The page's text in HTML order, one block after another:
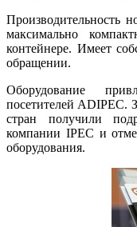
Производительность
максимально
контейнере. Имеет
обращении.
Оборудование
посетителей ADIPEC.
стран получили
компании IPEC и
оборудования.